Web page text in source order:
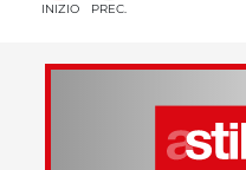
INIZIO PREC.